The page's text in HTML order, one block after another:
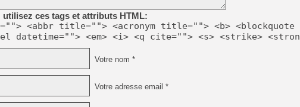
[Mo5] Brickboy cherche à
[GK] Minecraft et ses «
[GK] Beast of
[GK] Ubisoft : fin de partie
[GK] Mémoire cash -
[GK] Dan Houser (GTA)
[GK] Comment EA Sports
[GK] Crimson Moon : un
[GK] Isle of Reveries : le
[GK] Moonlighter 2 : The
[GK] Capcom relance
utilisez ces tags et attributs HTML:
<abbr title=""> <acronym title=""> <b> <blockquote
datetime=""> <em> <i> <q cite=""> <s> <strike>
Votre nom *
Votre adresse email *